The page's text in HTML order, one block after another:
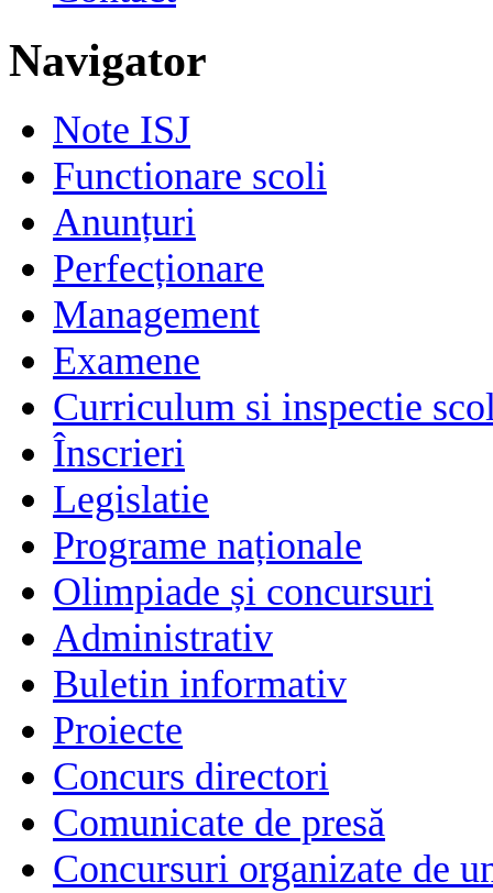
Navigator
Note ISJ
Functionare scoli
Anunțuri
Perfecționare
Management
Examene
Curriculum si inspectie
Înscrieri
Legislatie
Programe naționale
Olimpiade și concursuri
Administrativ
Buletin informativ
Proiecte
Concurs directori
Comunicate de presă
Concursuri organizate de